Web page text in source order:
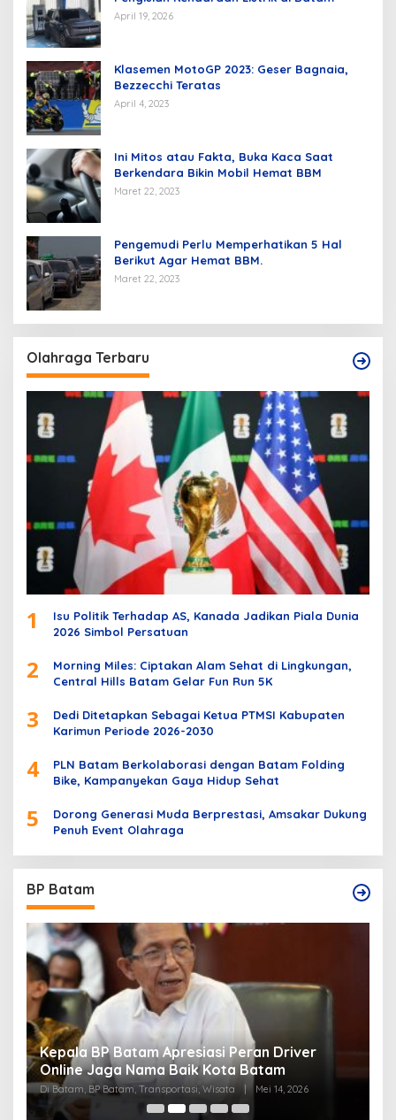
April 19, 2026
Klasemen MotoGP 2023: Geser Bagnaia,
Bezzecchi Teratas
April 4, 2023
Ini Mitos atau Fakta, Buka Kaca Saat
Berkendara Bikin Mobil Hemat BBM
Maret 22, 2023
Pengemudi Perlu Memperhatikan 5 Hal
Berikut Agar Hemat BBM.
Maret 22, 2023
Olahraga Terbaru
1
Isu Politik Terhadap AS, Kanada Jadikan Piala Dunia
2026 Simbol Persatuan
2
Morning Miles: Ciptakan Alam Sehat di Lingkungan,
Central Hills Batam Gelar Fun Run 5K
3
Dedi Ditetapkan Sebagai Ketua PTMSI Kabupaten
Karimun Periode 2026-2030
4
PLN Batam Berkolaborasi dengan Batam Folding
Bike, Kampanyekan Gaya Hidup Sehat
5
Dorong Generasi Muda Berprestasi, Amsakar Dukung
Penuh Event Olahraga
BP Batam
Kepala BP Batam Apresiasi Peran Driver
Online Jaga Nama Baik Kota Batam
Di Batam, BP Batam, Transportasi, Wisata | Mei 14, 2026